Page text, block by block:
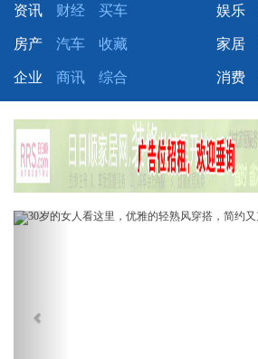
资讯 财经 买车 娱乐
房产 汽车 收藏 家居
企业 商讯 综合 消费
Previous